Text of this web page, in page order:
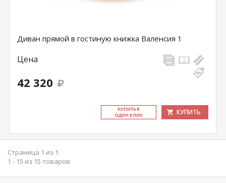
Диван прямой в гостиную книжка Валенсия 1
Цена
42 320
КУ­ПИТЬ В
ОДИН КЛИК
КУПИТЬ
Страница 1 из 1
1 - 15 из 15 товаров